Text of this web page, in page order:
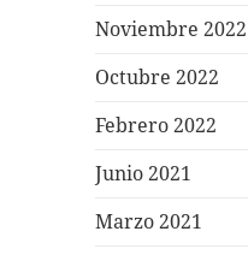
Noviembre 2022
Octubre 2022
Febrero 2022
Junio 2021
Marzo 2021